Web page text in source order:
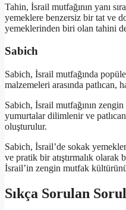
Tahin, İsrail mutfağının yanı
yemeklere benzersiz bir tat ve
yemeklerinden biri olan tahini
Sabich
Sabich, İsrail mutfağında
malzemeleri arasında
Sabich, İsrail mutfağının
yumurtalar dilimlenir ve
oluşturulur.
Sabich, İsrail’de sokak
ve pratik bir atıştırmalık
İsrail’in zengin mutfak
Sıkça Sorulan